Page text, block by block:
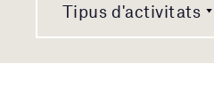
Tipus d'activitats